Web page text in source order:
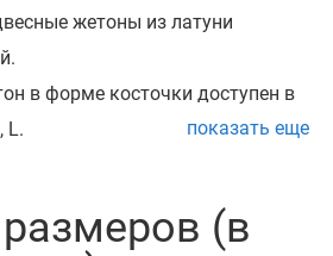
жетоны из латуни
в форме косточки доступен в
L.
показать еще
(в